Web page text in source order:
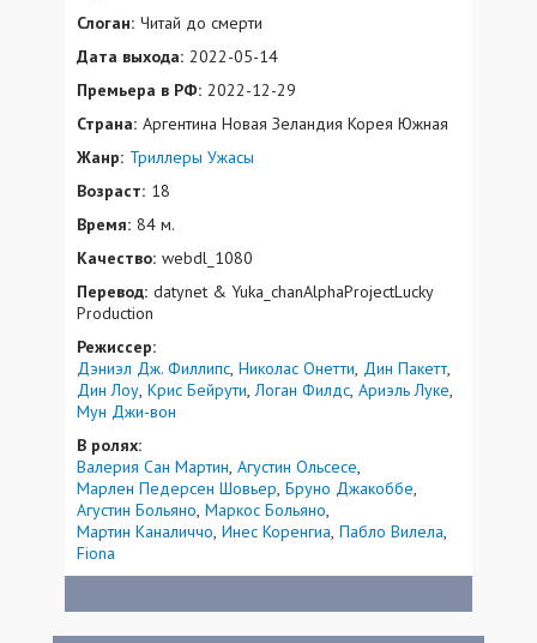
Слоган: Читай до смерти
Дата выхода: 2022-05-14
Премьера в РФ: 2022-12-29
Страна: Аргентина Новая Зеландия Корея Южная
Жанр: Триллеры Ужасы
Возраст: 18
Время: 84 м.
Качество: webdl_1080
Перевод: datynet & Yuka_chanAlphaProjectLucky
Production
Режиссер:
Дэниэл Дж. Филлипс Николас Онетти Дин Пакетт
Дин Лоу Крис Бейрути Логан Филдс Ариэль Луке
Мун Джи-вон
В ролях:
Валерия Сан Мартин Агустин Ольсесе
Марлен Педерсен Шовьер Бруно Джакоббе
Агустин Больяно Маркос Больяно
Мартин Каналиччо Инес Коренгиа Пабло Вилела
Fiona